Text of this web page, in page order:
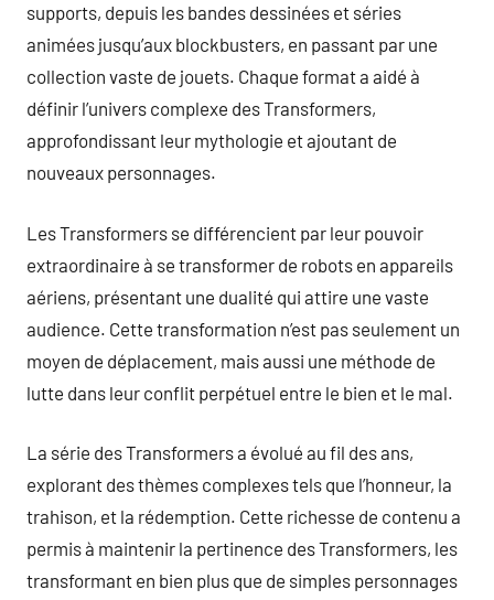
supports, depuis les bandes dessinées et séries
animées jusqu’aux blockbusters, en passant par une
collection vaste de jouets. Chaque format a aidé à
définir l’univers complexe des Transformers,
approfondissant leur mythologie et ajoutant de
nouveaux personnages.
Les Transformers se différencient par leur pouvoir
extraordinaire à se transformer de robots en appareils
aériens, présentant une dualité qui attire une vaste
audience. Cette transformation n’est pas seulement un
moyen de déplacement, mais aussi une méthode de
lutte dans leur conflit perpétuel entre le bien et le mal.
La série des Transformers a évolué au fil des ans,
explorant des thèmes complexes tels que l’honneur, la
trahison, et la rédemption. Cette richesse de contenu a
permis à maintenir la pertinence des Transformers, les
transformant en bien plus que de simples personnages